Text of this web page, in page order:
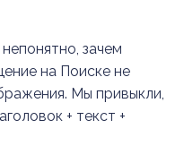
зачем
на Поиске не
Мы привыкли,
+ текст +